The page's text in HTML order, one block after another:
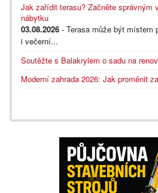
Jak zařídit terasu? Začněte správným
nábytku
03.08.2026 - Terasa může být místem
i večerní...
Soutěžte s Balakrylem o sadu na
Moderní zahrada 2026: Jak proměnit